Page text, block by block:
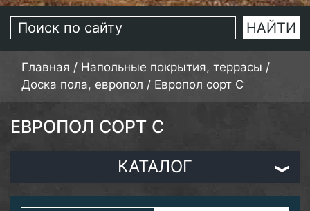
Главная / Напольные покрытия, террасы /
Доска пола, европол / Европол сорт C
ЕВРОПОЛ СОРТ C
КАТАЛОГ